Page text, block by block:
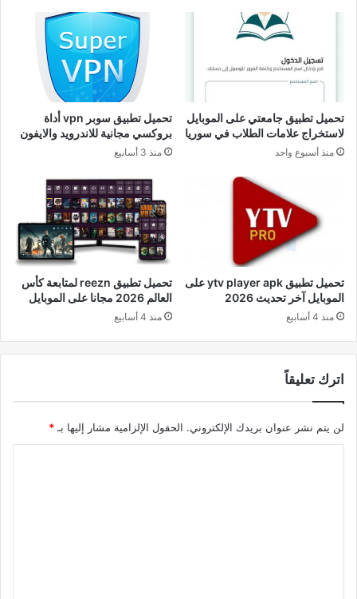
تحميل تطبيق جامعتي على الموبايل
لاستخراج علامات الطلاب في سوريا
منذ أسبوع واحد
تحميل تطبيق سوبر vpn أداة
بروكسي مجانية للاندرويد والايفون
منذ 3 أسابيع
تحميل تطبيق ytv player apk على
الموبايل آخر تحديث 2026
منذ 4 أسابيع
تحميل تطبيق reezn لمتابعة كأس
العالم 2026 مجانا على الموبايل
منذ 4 أسابيع
اترك تعليقاً
لن يتم نشر عنوان بريدك الإلكتروني. الحقول الإلزامية مشار إليها بـ *